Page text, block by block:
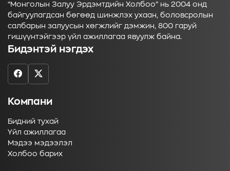
“Монголын Залуу Эрдэмтдийн Холбоо” нь 2004 онд
байгуулагдсан бөгөөд шинжлэх ухаан, боловсролын
салбарын залуусын хөгжлийг дэмжин, 800 гаруй
гишүүнтэйгээр үйл ажиллагаа явуулж байна.
Бидэнтэй нэгдэх
Компани
Бидний тухай
Үйл ажиллагаа
Мэдээ мэдээлэл
Холбоо барих